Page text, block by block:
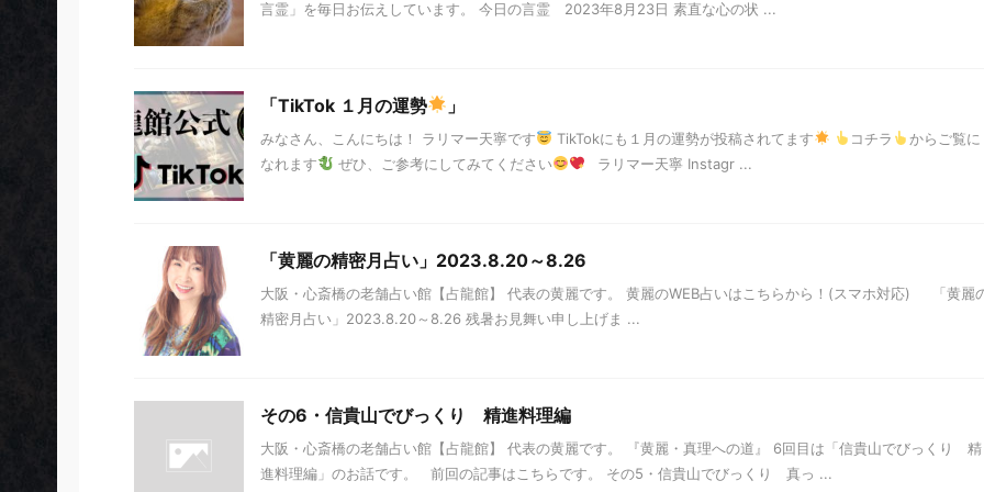
言霊」を毎日お伝えしています。 今日の言霊 2023年8月23日 素直な心の状 ...
「TikTok １月の運勢 」
みなさん、こんにちは！ ラリマー天寧です TikTokにも１月の運勢が投稿されてます コチラ
からご覧に
なれます
ぜひ、ご参考にしてみてください ラリマー天寧 Instagr ...
「黄麗の精密月占い」2023.8.20～8.26
大阪・心斎橋の老舗占い館【占龍館】 代表の黄麗です。 黄麗のWEB占いはこちらから！(スマホ対応) 「黄麗
精密月占い」2023.8.20～8.26 残暑お見舞い申し上げま ...
その6・信貴山でびっくり 精進料理編
大阪・心斎橋の老舗占い館【占龍館】 代表の黄麗です。 『黄麗・真理への道』 6回目は「信貴山でびっくり 精
進料理編」のお話です。 前回の記事はこちらです。 その5・信貴山でびっくり 真っ ...